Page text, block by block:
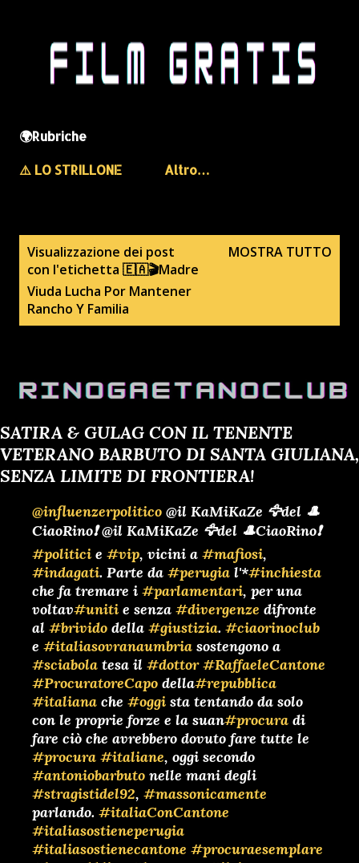
🌍Rubriche
⚠️ LO STRILLONE
Altro…
Visualizzazione dei post
con l'etichetta 🇪🇦🎬Madre
Viuda Lucha Por Mantener
Rancho Y Familia
MOSTRA TUTTO
SATIRA & GULAG CON IL TENENTE
VETERANO BARBUTO DI SANTA GIULIANA,
SENZA LIMITE DI FRONTIERA!
@influenzerpolitico @il KaMiKaZe 🦅del 🎩
CiaoRino❗ @il KaMiKaZe 🦅del 🎩CiaoRino❗
#politici e #vip, vicini a #mafiosi,
#indagati. Parte da #perugia l'*#inchiesta
che fa tremare i #parlamentari, per una
voltav#uniti e senza #divergenze difronte
al #brivido della #giustizia. #ciaorinoclub
e #italiasovranaumbria sostengono a
#sciabola tesa il #dottor #RaffaeleCantone
#ProcuratoreCapo della#repubblica
#italiana che #oggi sta tentando da solo
con le proprie forze e la suan#procura di
fare ciò che avrebbero dovuto fare tutte le
#procura #italiane, oggi secondo
#antoniobarbuto nelle mani degli
#stragistidel92, #massonicamente
parlando. #italiaConCantone
#italiasostieneperugia
#italiasostienecantone #procuraesemplare